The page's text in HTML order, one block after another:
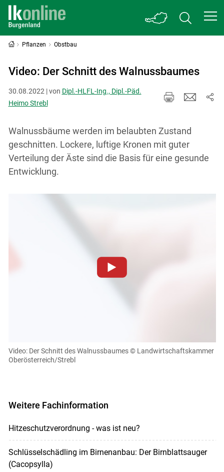
Pflanzen Obstbau
Video: Der Schnitt des Walnussbaumes
30.08.2022 | von Dipl.-HLFL-Ing., Dipl.-Päd.
Heimo Strebl
Walnussbäume werden im belaubten Zustand
geschnitten. Lockere, luftige Kronen mit guter
Verteilung der Äste sind die Basis für eine gesunde
Entwicklung.
einsehen und korrigieren
Cookies Einstellungen
Video: Der Schnitt des Walnussbaumes © Landwirtschaftskammer
Oberösterreich/Strebl
Weitere Fachinformation
Hitzeschutzverordnung - was ist neu?
Schlüsselschädling im Birnenanbau: Der Birnblattsauger
(Cacopsylla)